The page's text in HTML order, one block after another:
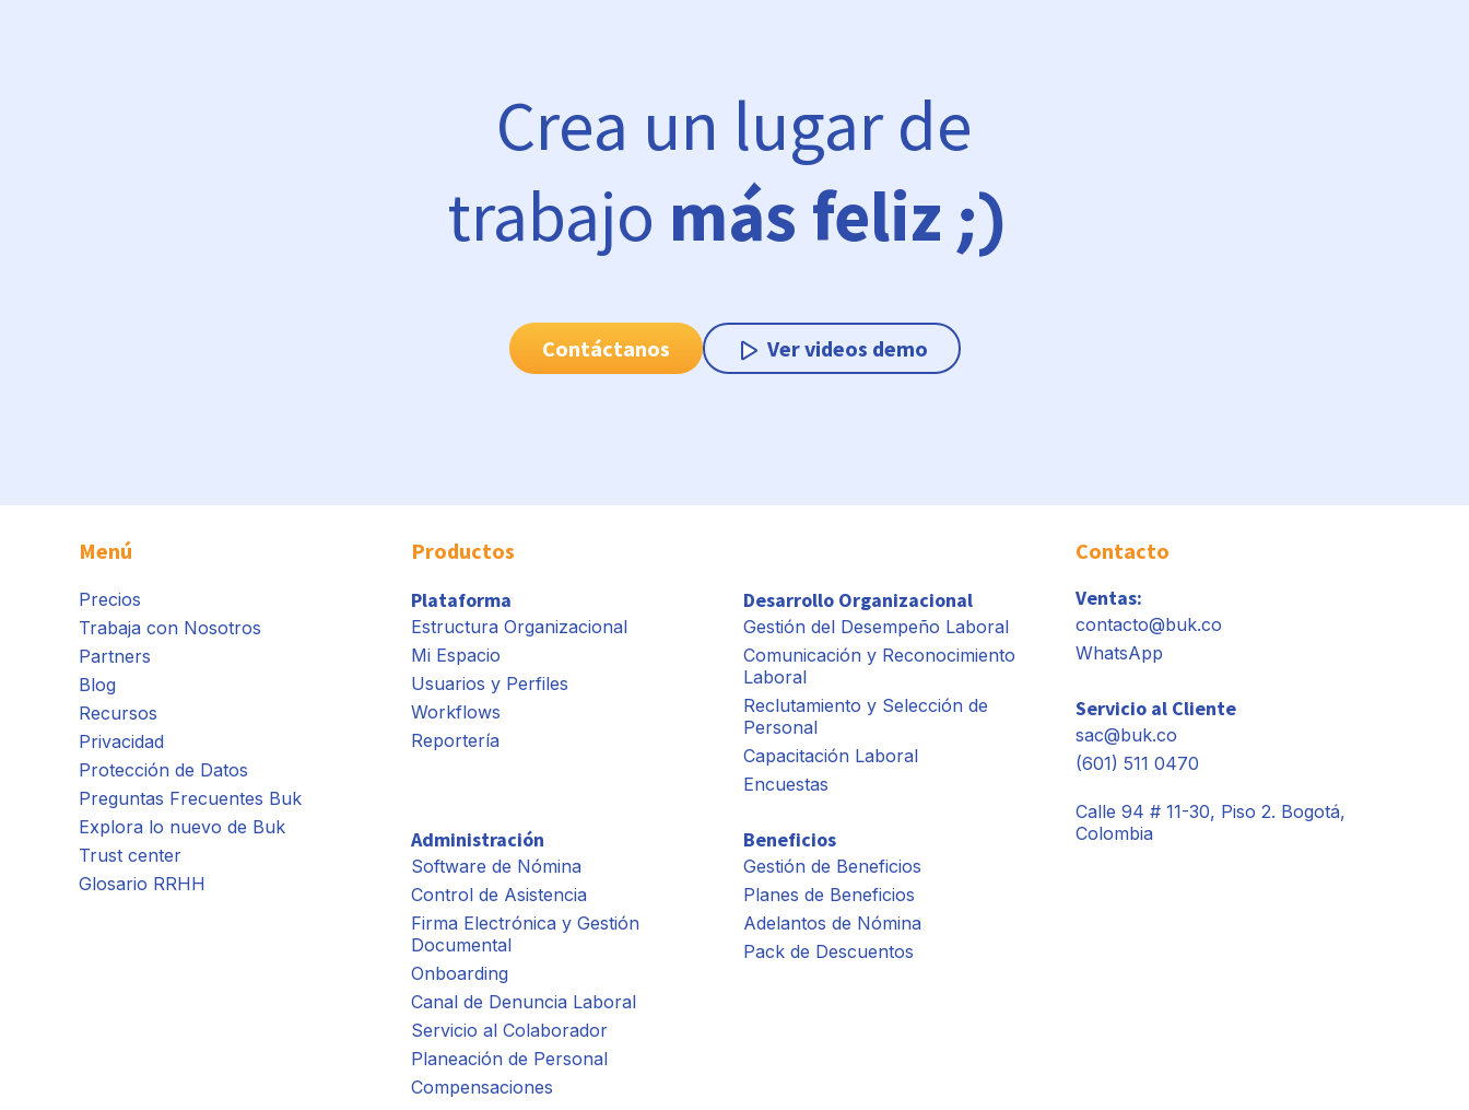
Crea un lugar de
trabajo más feliz
Contáctanos Ver videos demo
Menú
Precios
Trabaja con Nosotros
Partners
Blog
Recursos
Privacidad
Protección de Datos
Preguntas Frecuentes Buk
Explora lo nuevo de Buk
Trust center
Glosario RRHH
Productos
Plataforma
Estructura Organizacional
Mi Espacio
Usuarios y Perfiles
Workflows
Reportería
Desarrollo Organizacional
Gestión del Desempeño Laboral
Comunicación y Reconocimiento
Laboral
Reclutamiento y Selección de
Personal
Capacitación Laboral
Encuestas
Administración
Software de Nómina
Control de Asistencia
Firma Electrónica y Gestión
Documental
Onboarding
Canal de Denuncia Laboral
Servicio al Colaborador
Planeación de Personal
Compensaciones
Beneficios
Gestión de Beneficios
Planes de Beneficios
Adelantos de Nómina
Pack de Descuentos
Contacto
Ventas:
contacto@buk.co
WhatsApp
Servicio al Cliente
sac@buk.co
(601) 511 0470
Calle 94 # 11-30, Piso 2. Bogotá,
Colombia